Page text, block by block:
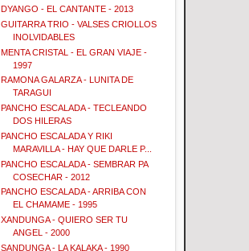
DYANGO - EL CANTANTE - 2013
GUITARRA TRIO - VALSES CRIOLLOS
INOLVIDABLES
MENTA CRISTAL - EL GRAN VIAJE -
1997
RAMONA GALARZA - LUNITA DE
TARAGUI
PANCHO ESCALADA - TECLEANDO
DOS HILERAS
PANCHO ESCALADA Y RIKI
MARAVILLA - HAY QUE DARLE P...
PANCHO ESCALADA - SEMBRAR PA
COSECHAR - 2012
PANCHO ESCALADA - ARRIBA CON
EL CHAMAME - 1995
XANDUNGA - QUIERO SER TU
ANGEL - 2000
SANDUNGA - LA KALAKA - 1990